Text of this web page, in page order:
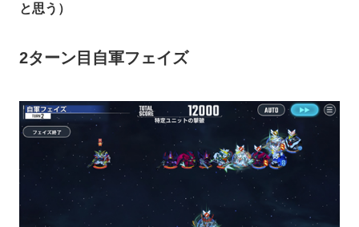
と思う）
2ターン目自軍フェイズ